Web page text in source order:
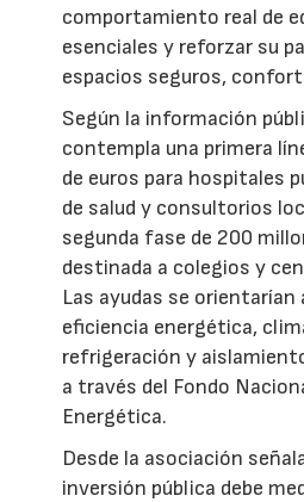
comportamiento real de
esenciales y reforzar su
espacios seguros,
Según la información
contempla una primera
de euros para hospitales
de salud y consultorios
segunda fase de 200
destinada a colegios y
Las ayudas se orientarían
eficiencia energética,
refrigeración y
a través del Fondo
Energética.
Desde la asociación
inversión pública debe